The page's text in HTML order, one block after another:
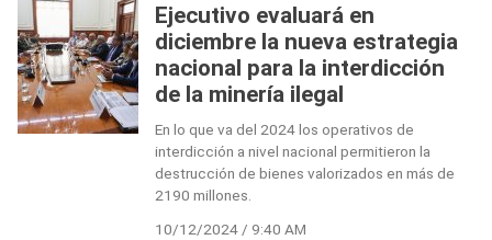
Ejecutivo evaluará en
diciembre la nueva estrategia
nacional para la interdicción
de la minería ilegal
En lo que va del 2024 los operativos de
interdicción a nivel nacional permitieron la
destrucción de bienes valorizados en más de
2190 millones.
10/12/2024 / 9:40 AM